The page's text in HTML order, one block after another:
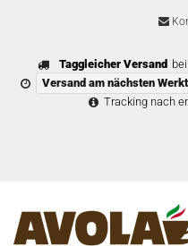
Taggleicher Versand
Versand am nächsten
Tracking nach